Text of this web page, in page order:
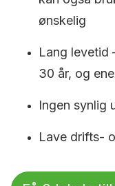
ønskelig
Lang levetid
30 år, og
Ingen synlig
Lave drifts-